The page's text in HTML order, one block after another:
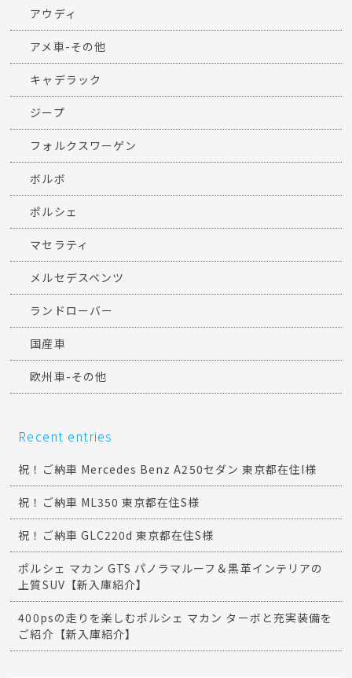
アウディ
アメ車-その他
キャデラック
ジープ
フォルクスワーゲン
ボルボ
ポルシェ
マセラティ
メルセデスベンツ
ランドローバー
国産車
欧州車-その他
Recent entries
祝！ご納車 Mercedes Benz A250セダン 東京都在住I様
祝！ご納車 ML350 東京都在住S様
祝！ご納車 GLC220d 東京都在住S様
ポルシェ マカン GTS パノラマルーフ＆黒革インテリアの
上質SUV【新入庫紹介】
400psの走りを楽しむポルシェ マカン ターボと充実装備を
ご紹介【新入庫紹介】